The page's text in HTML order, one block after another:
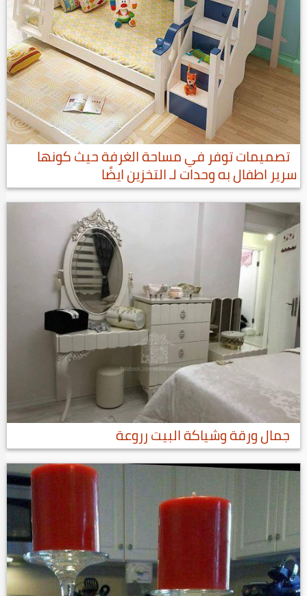
تصميمات توفر في مساحة الغرفة حيث كونها
سرير اطفال به وحدات لـ التخزين ايضًا
جمال ورقة وشياكة البيت رروعة